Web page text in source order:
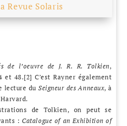
Revue Solaris
de l’oeuvre de J. R. R. Tolkien,
et 48.[2] C’est Rayner également
lecture duSeigneur des Anneaux, à
de Tolkien, on peut se
:Catalogue of an Exhibition of